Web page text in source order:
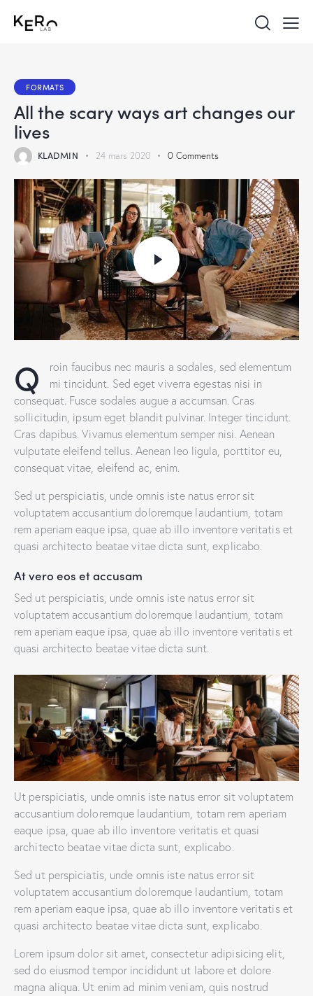
FORMATS
All the scary ways art changes our
lives
KLADMIN 24 mars 2020 0 Comments
Q
roin faucibus nec mauris a sodales, sed elementum
mi tincidunt. Sed eget viverra egestas nisi in
consequat. Fusce sodales augue a accumsan. Cras
sollicitudin, ipsum eget blandit pulvinar. Integer tincidunt.
Cras dapibus. Vivamus elementum semper nisi. Aenean
vulputate eleifend tellus. Aenean leo ligula, porttitor eu,
consequat vitae, eleifend ac, enim.
Sed ut perspiciatis, unde omnis iste natus error sit
voluptatem accusantium doloremque laudantium, totam
rem aperiam eaque ipsa, quae ab illo inventore veritatis et
quasi architecto beatae vitae dicta sunt, explicabo.
At vero eos et accusam
Sed ut perspiciatis, unde omnis iste natus error sit
voluptatem accusantium doloremque laudantium, totam
rem aperiam eaque ipsa, quae ab illo inventore veritatis et
quasi architecto beatae vitae dicta sunt.
Ut perspiciatis, unde omnis iste natus error sit voluptatem
accusantium doloremque laudantium, totam rem aperiam
eaque ipsa, quae ab illo inventore veritatis et quasi
architecto beatae vitae dicta sunt, explicabo.
Sed ut perspiciatis, unde omnis iste natus error sit
voluptatem accusantium doloremque laudantium, totam
rem aperiam eaque ipsa, quae ab illo inventore veritatis et
quasi architecto beatae vitae dicta sunt, explicabo.
Lorem ipsum dolor sit amet, consectetur adipisicing elit,
sed do eiusmod tempor incididunt ut labore et dolore
magna aliqua. Ut enim ad minim veniam, quis nostrud